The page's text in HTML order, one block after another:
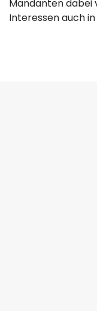
Mandanten dabei
Interessen auch